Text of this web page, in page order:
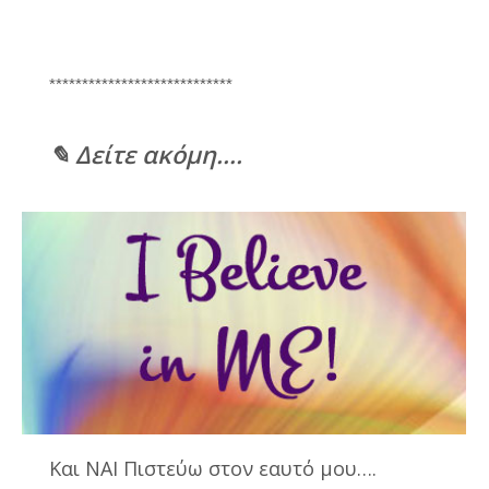
****************************
✎ Δείτε ακόμη….
Και ΝΑΙ Πιστεύω στον εαυτό μου….